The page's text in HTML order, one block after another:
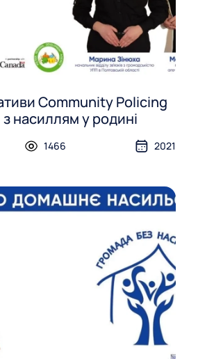
Community Policing
насиллям у родині
1466 2021